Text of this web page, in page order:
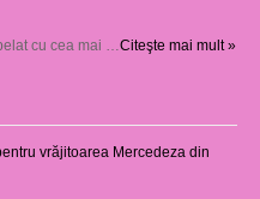
cu cea mai … Citeşte mai mult »
vrăjitoarea Mercedeza din